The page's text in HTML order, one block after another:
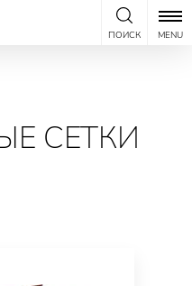
ПОИСК MENU
СЕТКИ